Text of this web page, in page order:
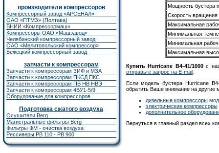
производители компрессоров
Компрессорный завод «АРСЕНАЛ»
ОАО «ПТМЗ» (Полтава)
ВНИИ «Компрессормаш»
Компрессоры ОАО «Машзавод»
Челябинский компрессорный завод
ОАО «Мелитопольский компрессор»
Бежецкий компрессорный завод
запчасти к компрессорам
Запчасти к компрессорам ЗИФи МЗА
Запчасти к компрессорам ПКСД ПКС
Запчасти к компрессорам ПВ НВ НВЭ
Запчасти к компрессорам 4ВУ1-5/9
Оборудование для компрессоров
Подготовка сжатого воздуха
Осушители Berg
Магистральные фильтры Berg
Фильтры ФМ - очистка воздуха
Рессиверы РВ 110 - РВ 900
Мощность бустера
Скорость вращения
Максимальная
Минимальная
Минимальная
Максимальная
Купить Hurricane B4-41/1000с
отправьте запрос на E-mail.
Если модель бустера Hurricane
обратить Ваше внимание на другие
дизельные компрессоры
электрические компрессоры
дополнительное
Вернуться в главный раздел всех